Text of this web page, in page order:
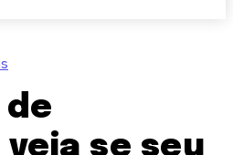
se seu